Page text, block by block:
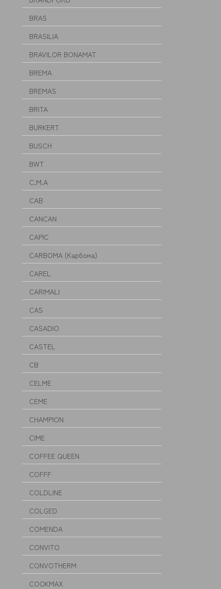
BRAS
BRASILIA
BRAVILOR BONAMAT
BREMA
BREMAS
BRITA
BURKERT
BUSCH
BWT
C.M.A
CAB
CANCAN
CAPIC
CARBOMA (Карбома)
CAREL
CARIMALI
CAS
CASADIO
CASTEL
CB
CELME
CEME
CHAMPION
CIME
COFFEE QUEEN
COFFF
COLDLINE
COLGED
COMENDA
CONVITO
CONVOTHERM
COOKMAX